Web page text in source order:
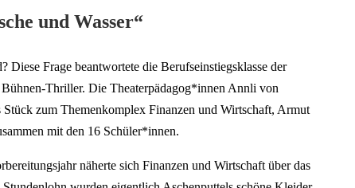
und Wasser“
Frage beantwortete die Berufseinstiegsklasse der
Thriller. Die Theaterpädagog*innen Annli von
zum Themenkomplex Finanzen und Wirtschaft, Armut
mit den 16 Schüler*innen.
näherte sich Finanzen und Wirtschaft über das